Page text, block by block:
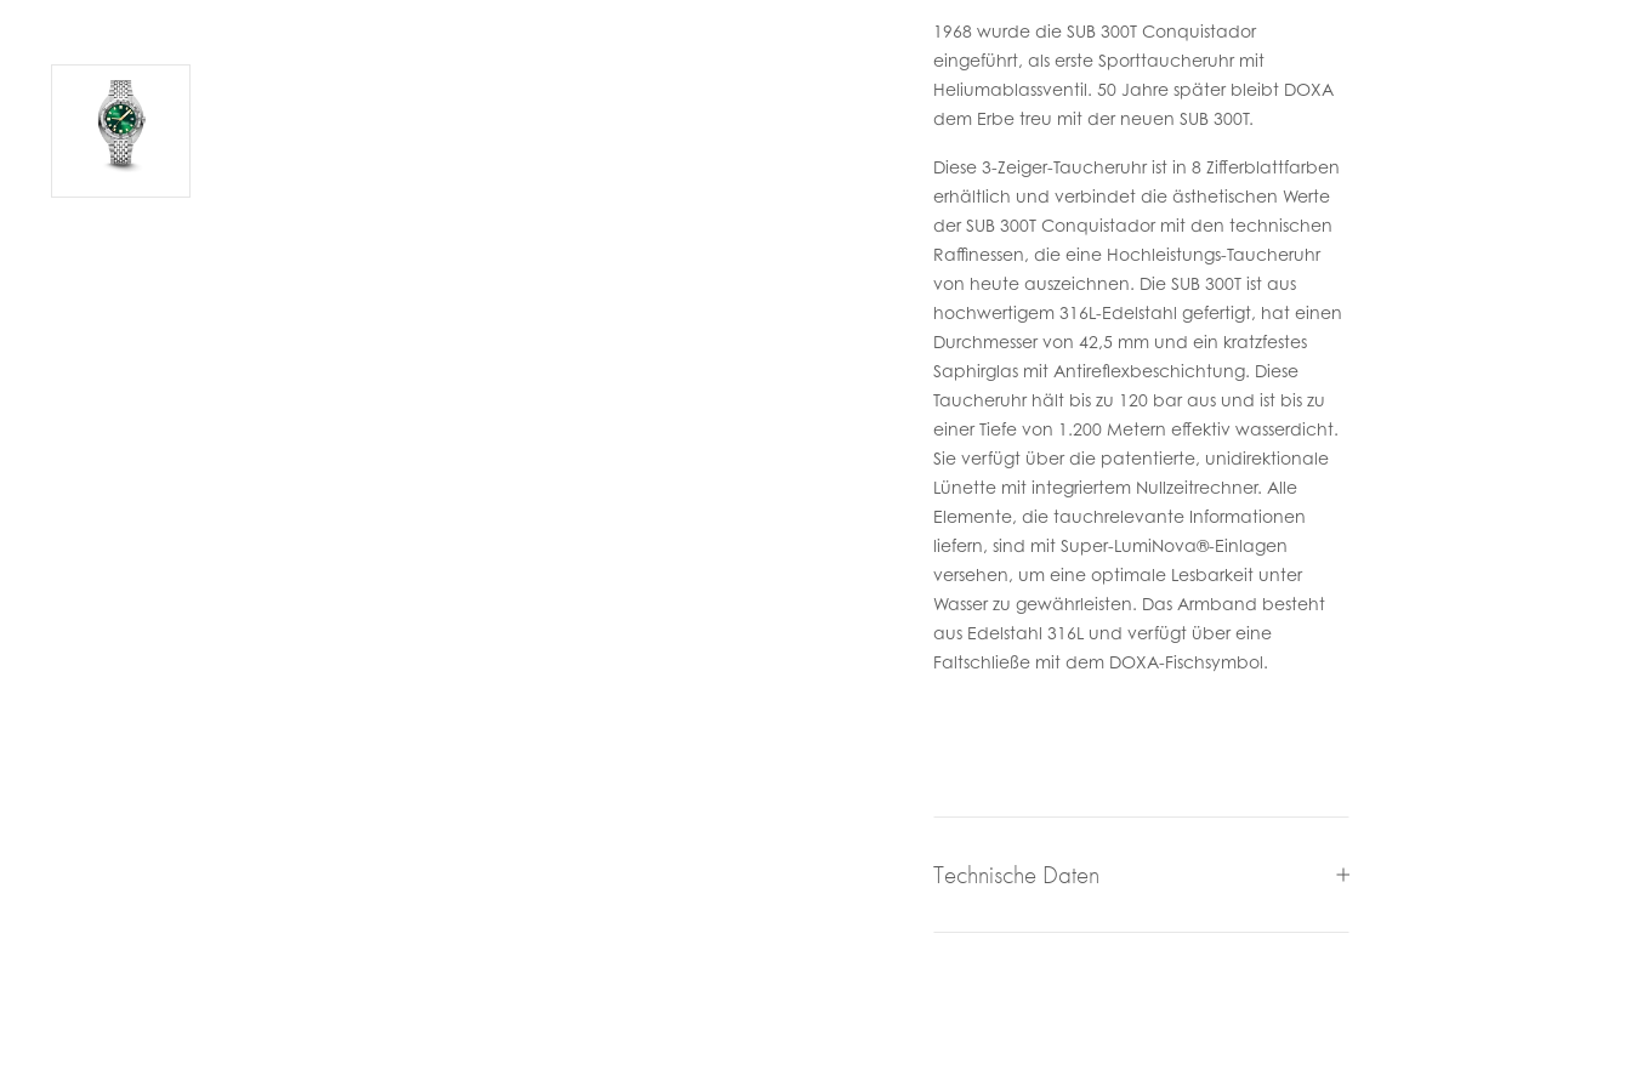
1968 wurde die SUB 300T Conquistador
eingeführt, als erste Sporttaucheruhr mit
Heliumablassventil. 50 Jahre später bleibt DOXA
dem Erbe treu mit der neuen SUB 300T.
Diese 3-Zeiger-Taucheruhr ist in 8 Zifferblattfarben
erhältlich und verbindet die ästhetischen Werte
der SUB 300T Conquistador mit den technischen
Raffinessen, die eine Hochleistungs-Taucheruhr
von heute auszeichnen. Die SUB 300T ist aus
hochwertigem 316L-Edelstahl gefertigt, hat einen
Durchmesser von 42,5 mm und ein kratzfestes
Saphirglas mit Antireflexbeschichtung. Diese
Taucheruhr hält bis zu 120 bar aus und ist bis zu
einer Tiefe von 1.200 Metern effektiv wasserdicht.
Sie verfügt über die patentierte, unidirektionale
Lünette mit integriertem Nullzeitrechner. Alle
Elemente, die tauchrelevante Informationen
liefern, sind mit Super-LumiNova®-Einlagen
versehen, um eine optimale Lesbarkeit unter
Wasser zu gewährleisten. Das Armband besteht
aus Edelstahl 316L und verfügt über eine
Faltschließe mit dem DOXA-Fischsymbol.
Technische Daten